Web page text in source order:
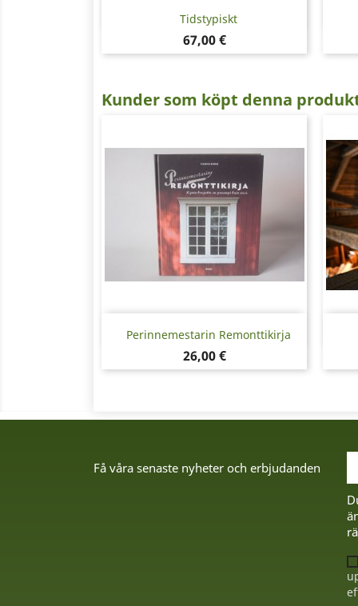
Tidstypiskt
Pris
67,00 €
Snabbvy
Kunder som köpt denna
Perinnemestarin Remonttikirja
Pris
26,00 €
Snabbvy
Få våra senaste nyheter och erbjudanden